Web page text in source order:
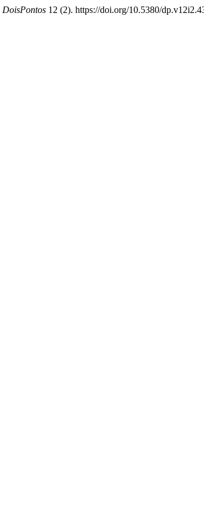
DoisPontos 12 (2). https://doi.org/10.5380/